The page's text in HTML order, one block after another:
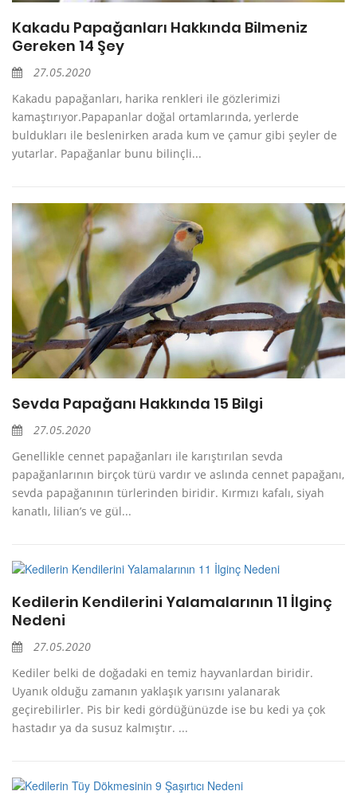
Kakadu Papağanları Hakkında Bilmeniz
Gereken 14 Şey
27.05.2020
Kakadu papağanları, harika renkleri ile gözlerimizi
kamaştırıyor.Papapanlar doğal ortamlarında, yerlerde
buldukları ile beslenirken arada kum ve çamur gibi şeyler de
yutarlar. Papağanlar bunu bilinçli...
Sevda Papağanı Hakkında 15 Bilgi
27.05.2020
Genellikle cennet papağanları ile karıştırılan sevda
papağanlarının birçok türü vardır ve aslında cennet papağanı,
sevda papağanının türlerinden biridir. Kırmızı kafalı, siyah
kanatlı, lilian’s ve gül...
Kedilerin Kendilerini Yalamalarının 11 İlginç
Nedeni
27.05.2020
Kediler belki de doğadaki en temiz hayvanlardan biridir.
Uyanık olduğu zamanın yaklaşık yarısını yalanarak
geçirebilirler. Pis bir kedi gördüğünüzde ise bu kedi ya çok
hastadır ya da susuz kalmıştır. ...